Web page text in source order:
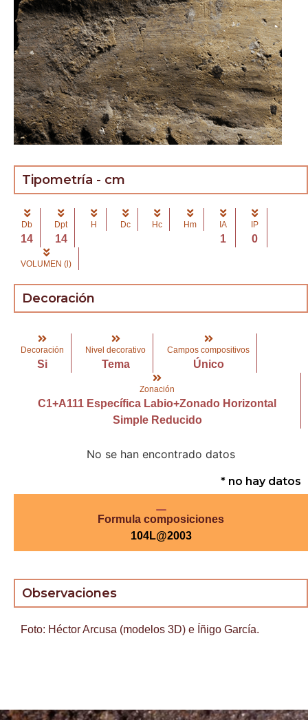
Tipometría - cm
Db
14
Dpt
14
H Dc Hc Hm IA
1
IP
0
VOLUMEN (l)
Decoración
Decoración
Si
Nivel decorativo
Tema
Campos compositivos
Único
Zonación
C1+A111 Específica Labio+Zonado Horizontal
Simple Reducido
No se han encontrado datos
* no hay datos
Formula composiciones
104L@2003
Observaciones
Foto: Héctor Arcusa (modelos 3D) e Íñigo García.